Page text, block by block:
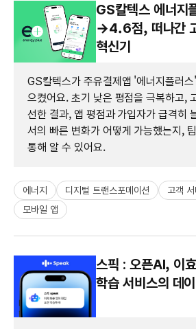
GS칼텍스 에너지
→4.6점, 떠나간
혁신기
GS칼텍스가 주유결제앱 '에너지플러
으켰어요. 초기 낮은 평점을 극복하고,
선한 결과, 앱 평점과 가입자가 급격히
서의 빠른 변화가 어떻게 가능했는지,
통해 알 수 있어요.
에너지 디지털 트랜스포메이션 고객
모바일 앱
스픽 : 오픈AI, 이
학습 서비스의 데